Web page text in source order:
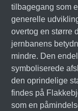
tilbagegang som
generelle
overtog en større
jernbanens
mindre. Den
symboliserede
den oprindelige
findes på
som en